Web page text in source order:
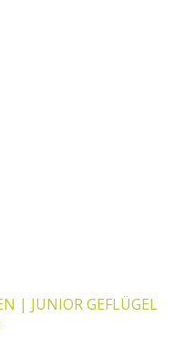
| JUNIOR GEFLÜGEL